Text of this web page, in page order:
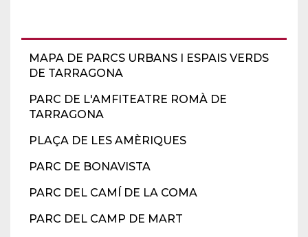
MAPA DE PARCS URBANS I ESPAIS VERDS
DE TARRAGONA
PARC DE L'AMFITEATRE ROMÀ DE
TARRAGONA
PLAÇA DE LES AMÈRIQUES
PARC DE BONAVISTA
PARC DEL CAMÍ DE LA COMA
PARC DEL CAMP DE MART